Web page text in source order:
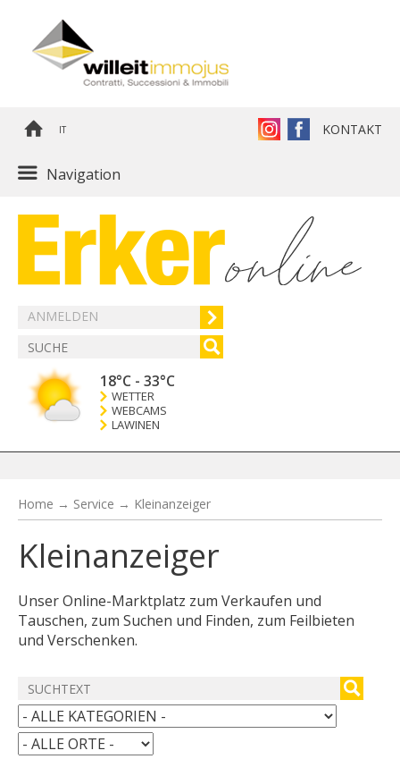
IT KONTAKT
Navigation
ANMELDEN
18°C - 33°C
WETTER
WEBCAMS
LAWINEN
Home → Service → Kleinanzeiger
Kleinanzeiger
Unser Online-Marktplatz zum Verkaufen und
Tauschen, zum Suchen und Finden, zum Feilbieten
und Verschenken.